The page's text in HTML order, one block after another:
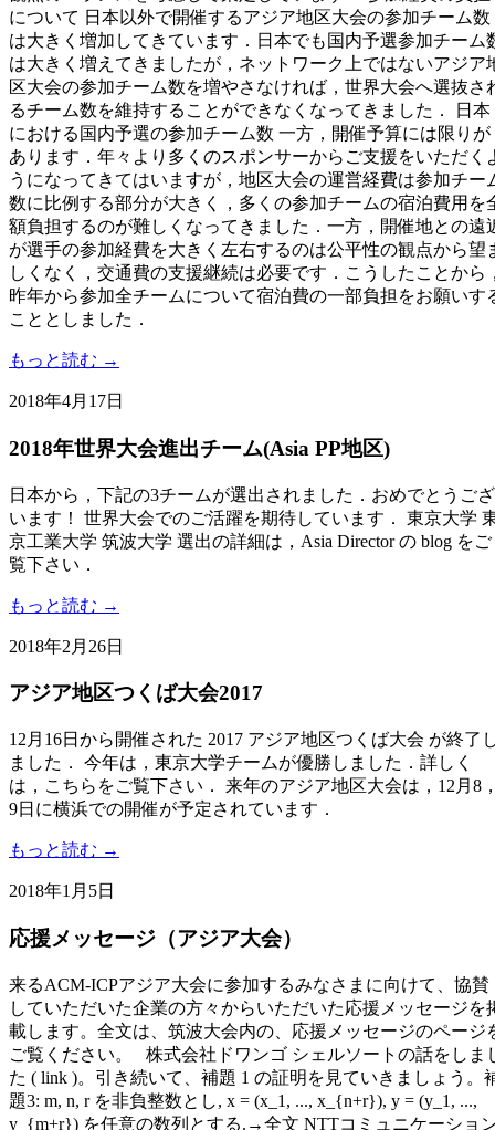
について 日本以外で開催するアジア地区大会の参加チーム数
は大きく増加してきています．日本でも国内予選参加チーム
は大きく増えてきましたが，ネットワーク上ではないアジア
区大会の参加チーム数を増やさなければ，世界大会へ選抜さ
るチーム数を維持することができなくなってきました． 日本
における国内予選の参加チーム数 一方，開催予算には限りが
あります．年々より多くのスポンサーからご支援をいただく
うになってきてはいますが，地区大会の運営経費は参加チー
数に比例する部分が大きく，多くの参加チームの宿泊費用を
額負担するのが難しくなってきました．一方，開催地との遠
が選手の参加経費を大きく左右するのは公平性の観点から望
しくなく，交通費の支援継続は必要です．こうしたことから
昨年から参加全チームについて宿泊費の一部負担をお願いす
こととしました．
もっと読む →
2018年4月17日
2018年世界大会進出チーム(Asia PP地区)
日本から，下記の3チームが選出されました．おめでとうござ
います！ 世界大会でのご活躍を期待しています． 東京大学
京工業大学 筑波大学 選出の詳細は，Asia Director の blog をご
覧下さい．
もっと読む →
2018年2月26日
アジア地区つくば大会2017
12月16日から開催された 2017 アジア地区つくば大会 が終了
ました． 今年は，東京大学チームが優勝しました．詳しく
は，こちらをご覧下さい． 来年のアジア地区大会は，12月8
9日に横浜での開催が予定されています．
もっと読む →
2018年1月5日
応援メッセージ（アジア大会）
来るACM-ICPアジア大会に参加するみなさまに向けて、協賛
していただいた企業の方々からいただいた応援メッセージを
載します。全文は、筑波大会内の、応援メッセージのページ
ご覧ください。 株式会社ドワンゴ シェルソートの話をしま
た ( link )。引き続いて、補題 1 の証明を見ていきましょう。
題3: m, n, r を非負整数とし, x = (x_1, ..., x_{n+r}), y = (y_1, ...,
y_{m+r}) を任意の数列とする.→全文 NTTコミュニケーショ